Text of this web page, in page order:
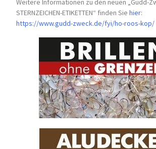
Weitere Informationen zu den neuen „Gudd-
STERNZEICHEN-ETIKETTEN“ finden Siehier:
https://www.gudd-zweck.de/fyi/ho-roos-kop/